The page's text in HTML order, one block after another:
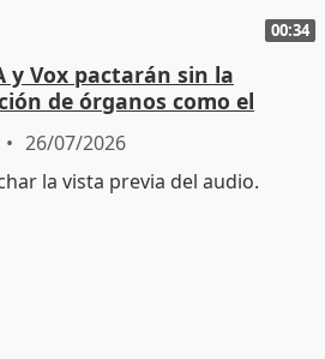
00:34
y Vox pactarán sin la
de órganos como el
26/07/2026